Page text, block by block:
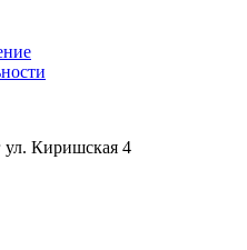
195299 г.Санкт-Петербург ул. Киришская 4